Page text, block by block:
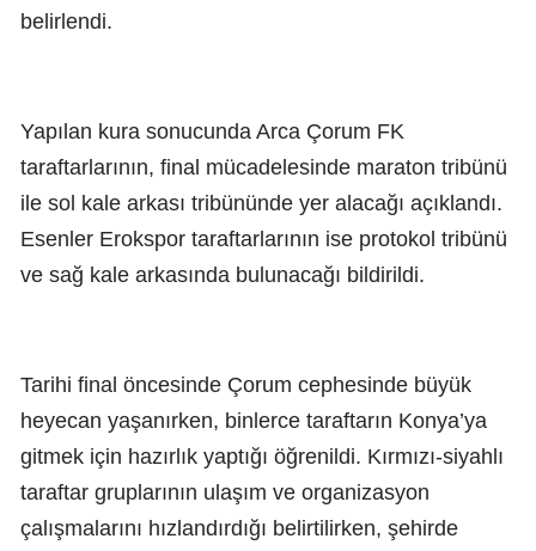
belirlendi.
Yapılan kura sonucunda Arca Çorum FK
taraftarlarının, final mücadelesinde maraton tribünü
ile sol kale arkası tribününde yer alacağı açıklandı.
Esenler Erokspor taraftarlarının ise protokol tribünü
ve sağ kale arkasında bulunacağı bildirildi.
Tarihi final öncesinde Çorum cephesinde büyük
heyecan yaşanırken, binlerce taraftarın Konya’ya
gitmek için hazırlık yaptığı öğrenildi. Kırmızı-siyahlı
taraftar gruplarının ulaşım ve organizasyon
çalışmalarını hızlandırdığı belirtilirken, şehirde